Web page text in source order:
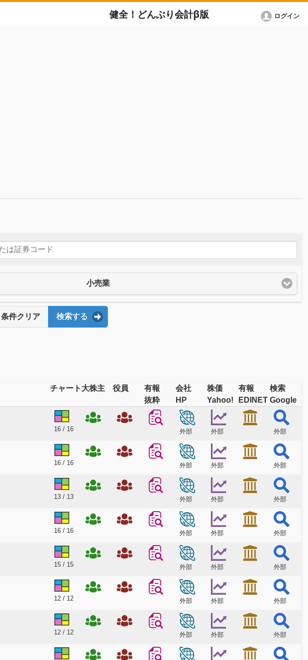
健全！どんぶり会計β版 ログイン
小売業
条件クリア 検索する
チャート 大株主 役員
有報
抜粋
会社
HP
株価
Yahoo!
有報
EDINET
検索
Google
16 / 16 外部 外部 外部
16 / 16 外部 外部 外部
13 / 13 外部 外部 外部
16 / 16 外部 外部 外部
15 / 15 外部 外部 外部
12 / 12 外部 外部 外部
12 / 12 外部 外部 外部